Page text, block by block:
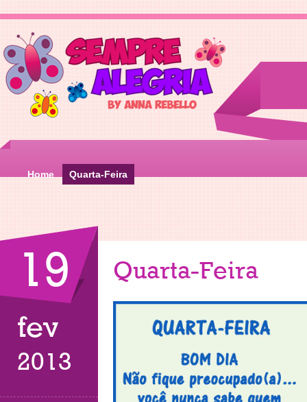
Home Quarta-Feira
19
fev
2013
Quarta-Feira